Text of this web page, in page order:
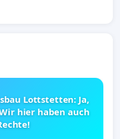
Lottstetten: Ja,
hier haben auch